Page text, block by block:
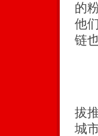
的
他
链
由
拔
城